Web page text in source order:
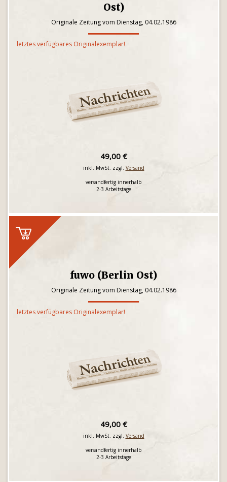
Ost)
Originale Zeitung vom Dienstag, 04.02.1986
letztes verfügbares Originalexemplar!
49,00 €
inkl. MwSt. zzgl. Versand
versandfertig innerhalb
2-3 Arbeitstage
fuwo (Berlin Ost)
Originale Zeitung vom Dienstag, 04.02.1986
letztes verfügbares Originalexemplar!
49,00 €
inkl. MwSt. zzgl. Versand
versandfertig innerhalb
2-3 Arbeitstage